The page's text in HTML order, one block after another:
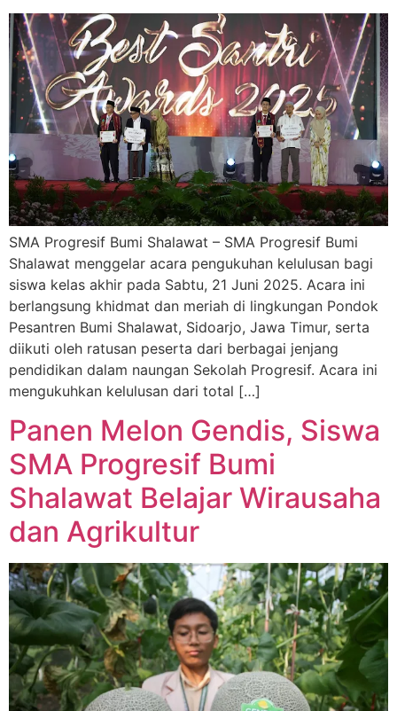
SMA Progresif Bumi Shalawat – SMA Progresif Bumi
Shalawat menggelar acara pengukuhan kelulusan bagi
siswa kelas akhir pada Sabtu, 21 Juni 2025. Acara ini
berlangsung khidmat dan meriah di lingkungan Pondok
Pesantren Bumi Shalawat, Sidoarjo, Jawa Timur, serta
diikuti oleh ratusan peserta dari berbagai jenjang
pendidikan dalam naungan Sekolah Progresif. Acara ini
mengukuhkan kelulusan dari total […]
Panen Melon Gendis, Siswa
SMA Progresif Bumi
Shalawat Belajar Wirausaha
dan Agrikultur